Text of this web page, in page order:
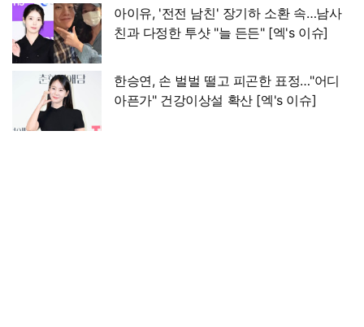
아이유, '전전 남친' 장기하 소환 속…남사
친과 다정한 투샷 "늘 든든" [엑's 이슈]
한승연, 손 벌벌 떨고 피곤한 표정…"어디
아픈가" 건강이상설 확산 [엑's 이슈]